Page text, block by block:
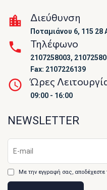
Διεύθυνση
Ποταμιάνου 6, 115 28
Τηλέφωνο
2107258003,
Fax: 2107226139
Ώρες
09:00 - 16:00
NEWSLETTER
Με την εγγραφή σας, αποδέχεστε